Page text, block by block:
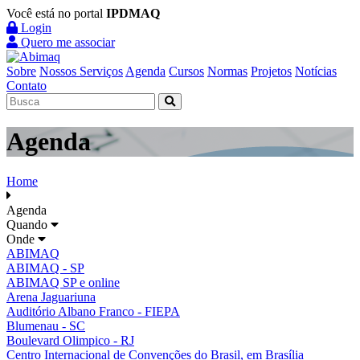
Você está no portal IPDMAQ
Login
Quero me associar
Sobre Nossos Serviços Agenda Cursos Normas Projetos Notícias
Contato
Agenda
Home
Agenda
Quando
Onde
ABIMAQ
ABIMAQ - SP
ABIMAQ SP e online
Arena Jaguariuna
Auditório Albano Franco - FIEPA
Blumenau - SC
Boulevard Olimpico - RJ
Centro Internacional de Convenções do Brasil, em Brasília